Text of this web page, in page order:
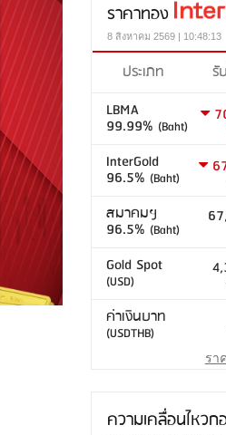
ราคาทอง
8 สิงหาคม 2569 | 10:48:13
ประเภท รั
LBMA
99.99% (Baht)
InterGold
96.5% (Baht)
สมาคมฯ
96.5% (Baht)
Gold Spot
(USD)
ค่าเงินบาท
(USDTHB)
รา
ความเคลื่อนไหว